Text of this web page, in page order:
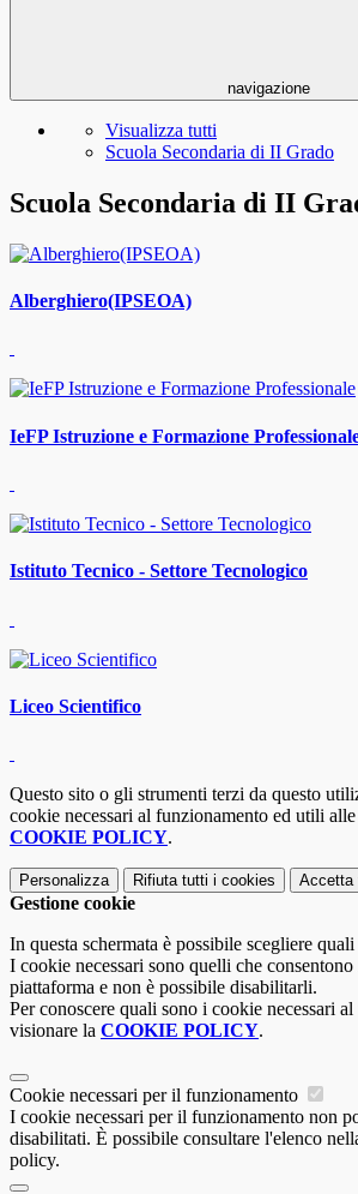
navigazione
Visualizza tutti
Scuola Secondaria di II Grado
Scuola Secondaria di II
Alberghiero(IPSEOA)
IeFP Istruzione e Formazione
Istituto Tecnico - Settore Tecnologico
Liceo Scientifico
Questo sito o gli strumenti terzi da questo
cookie necessari al funzionamento ed utili
COOKIE POLICY.
Personalizza Rifiuta tutti i cookies Accetta
Gestione cookie
In questa schermata è possibile scegliere
I cookie necessari sono quelli che
piattaforma e non è possibile disabilitarli.
Per conoscere quali sono i cookie necessari
visionare la COOKIE POLICY.
Cookie necessari per il funzionamento
I cookie necessari per il funzionamento non
disabilitati. È possibile consultare l'elenco
policy.